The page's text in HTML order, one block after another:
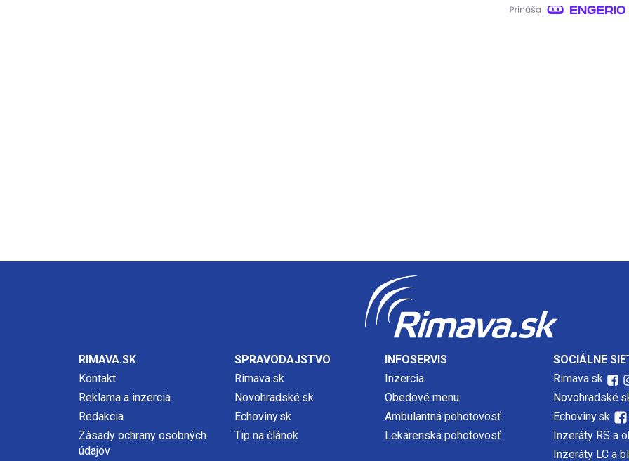
RIMAVA.SK
Kontakt
Reklama a inzercia
Redakcia
Zásady ochrany osobných
údajov
SPRAVODAJSTVO
Rimava.sk
Novohradské.sk
Echoviny.sk
Tip na článok
INFOSERVIS
Inzercia
Obedové menu
Ambulantná pohotovosť
Lekárenská pohotovosť
SOCIÁLNE
Rimava.sk
Echoviny.sk
Inzeráty RS a
Inzeráty LC a